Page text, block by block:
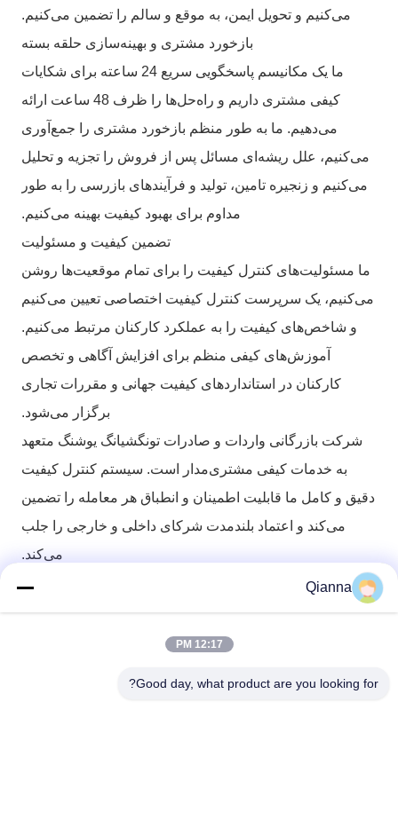
می‌کنیم و تحویل ایمن، به موقع و سالم را تضمین می‌کنیم.
بازخورد مشتری و بهینه‌سازی حلقه بسته
ما یک مکانیسم پاسخگویی سریع 24 ساعته برای شکایات
کیفی مشتری داریم و راه‌حل‌ها را ظرف 48 ساعت ارائه
می‌دهیم. ما به طور منظم بازخورد مشتری را جمع‌آوری
می‌کنیم، علل ریشه‌ای مسائل پس از فروش را تجزیه و تحلیل
می‌کنیم و زنجیره تامین، تولید و فرآیندهای بازرسی را به طور
مداوم برای بهبود کیفیت بهینه می‌کنیم.
تضمین کیفیت و مسئولیت
ما مسئولیت‌های کنترل کیفیت را برای تمام موقعیت‌ها روشن
می‌کنیم، یک سرپرست کنترل کیفیت اختصاصی تعیین می‌کنیم
و شاخص‌های کیفیت را به عملکرد کارکنان مرتبط می‌کنیم.
آموزش‌های کیفی منظم برای افزایش آگاهی و تخصص
کارکنان در استانداردهای کیفیت جهانی و مقررات تجاری
برگزار می‌شود.
شرکت بازرگانی واردات و صادرات تونگشیانگ یوشنگ متعهد
به خدمات کیفی مشتری‌مدار است. سیستم کنترل کیفیت
دقیق و کامل ما قابلیت اطمینان و انطباق هر معامله را تضمین
می‌کند و اعتماد بلندمدت شرکای داخلی و خارجی را جلب
می‌کند.
آدرس
Qianna
12:17 PM
Good day, what product are you looking for?